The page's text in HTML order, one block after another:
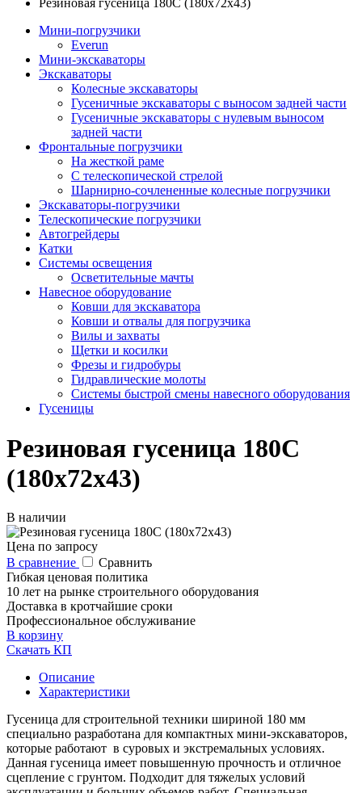
Резиновая гусеница 180С (180х72х43)
Мини-погрузчики
Everun
Мини-экскаваторы
Экскаваторы
Колесные экскаваторы
Гусеничные экскаваторы с выносом задней части
Гусеничные экскаваторы с нулевым выносом
задней части
Фронтальные погрузчики
На жесткой раме
С телескопической стрелой
Шарнирно-сочлененные колесные погрузчики
Экскаваторы-погрузчики
Телескопические погрузчики
Автогрейдеры
Катки
Системы освещения
Осветительные мачты
Навесное оборудование
Ковши для экскаватора
Ковши и отвалы для погрузчика
Вилы и захваты
Щетки и косилки
Фрезы и гидробуры
Гидравлические молоты
Системы быстрой смены навесного оборудования
Гусеницы
Резиновая гусеница 180С
(180х72х43)
В наличии
Цена по запросу
В сравнение
Сравнить
Гибкая ценовая политика
10 лет на рынке строительного оборудования
Доставка в кротчайшие сроки
Профессиональное обслуживание
В корзину
Скачать КП
Описание
Характеристики
Гусеница для строительной техники шириной 180 мм
специально разработана для компактных мини-экскаваторов,
которые работают в суровых и экстремальных условиях.
Данная гусеница имеет повышенную прочность и отличное
сцепление с грунтом. Подходит для тяжелых условий